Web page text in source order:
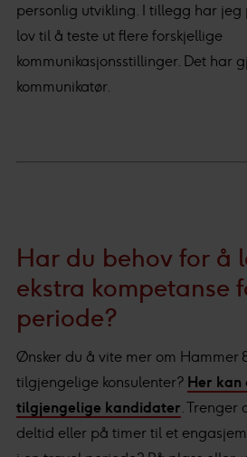
personlig utvikling. I tillegg har
lov til å teste ut flere forskjellige
kommunikasjonsstillinger. Det har
kommunikatør.
Har du behov for å
ekstra kompetanse
periode?
Ønsker du å vite mer om Hammer
tilgjengelige konsulenter? Her kan
tilgjengelige kandidater. Trenger
deltid eller på timer til et